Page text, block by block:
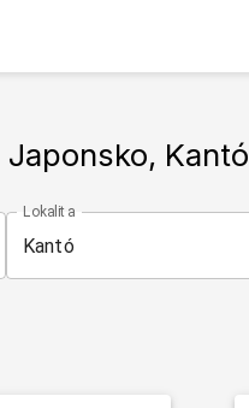
Japonsko, Kantó
Lokalita
Kantó